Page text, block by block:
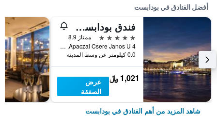
أفضل الفنادق في بودابست
فندق بودابست ماريوت
5 نجوم
ممتاز 8.9
Apaczai Csere Janos U 4, بودابست, هنغاريا
0.0 كيلومتر عن وسط المدينة
1,021 ﷼
عرض
الصفقة
شاهد المزيد من أهم الفنادق في بودابست